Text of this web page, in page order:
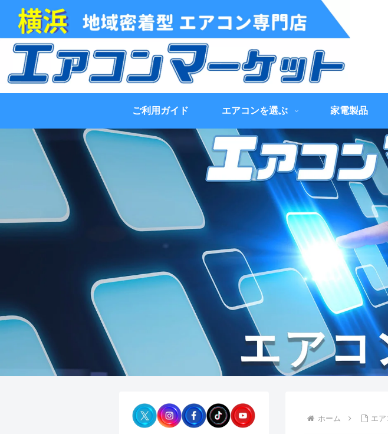
ご利用ガイド エアコンを選ぶ 家電製品
ホーム エ